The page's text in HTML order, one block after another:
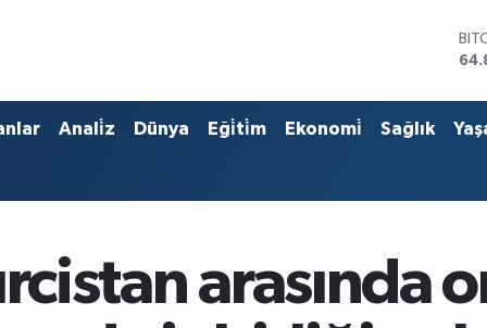
Anali̇z Dünya Eği̇ti̇m Ekonomi̇ Sağlık
arasında